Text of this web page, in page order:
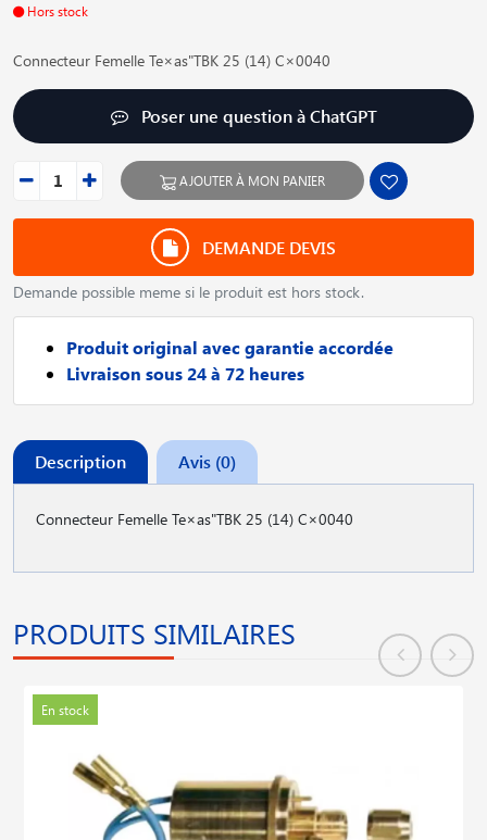
Hors stock
Connecteur Femelle Te×as"TBK 25 (14) C×0040
Poser une question à ChatGPT
AJOUTER À MON PANIER
DEMANDE DEVIS
Demande possible meme si le produit est hors stock.
Produit original avec garantie accordée
Livraison sous 24 à 72 heures
Description Avis (0)
Connecteur Femelle Te×as"TBK 25 (14) C×0040
PRODUITS SIMILAIRES
En stock